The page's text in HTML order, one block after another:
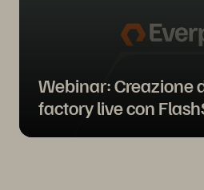
Webinar: Creazione
factory live con